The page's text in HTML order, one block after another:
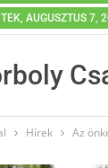
AUGUSZTUS 7,
Hírek Az